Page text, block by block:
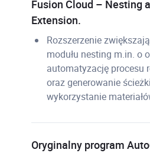
Fusion Cloud – Nesting
Extension.
Rozszerzenie
modułu nesting m.in. o
automatyzację procesu
oraz generowanie
wykorzystanie
Oryginalny program